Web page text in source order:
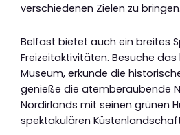
verschiedenen Zielen zu bringen.
Belfast bietet auch ein breites
Freizeitaktivitäten. Besuche
Museum, erkunde die
genieße die atemberaubende
Nordirlands mit seinen grünen
spektakulären